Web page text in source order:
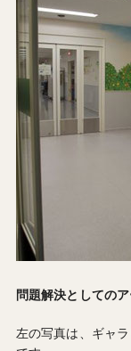
問題解決としてのア
左の写真は、ギャ